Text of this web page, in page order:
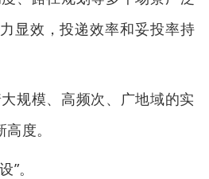
显效，投递效率和妥投率持
规模、高频次、广地域的实
度。
。